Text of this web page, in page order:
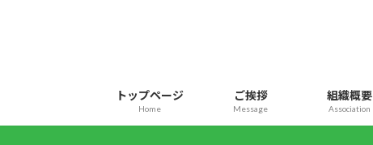
ス
ン
トップページ
Home
ご挨拶
Message
組織概要
Association